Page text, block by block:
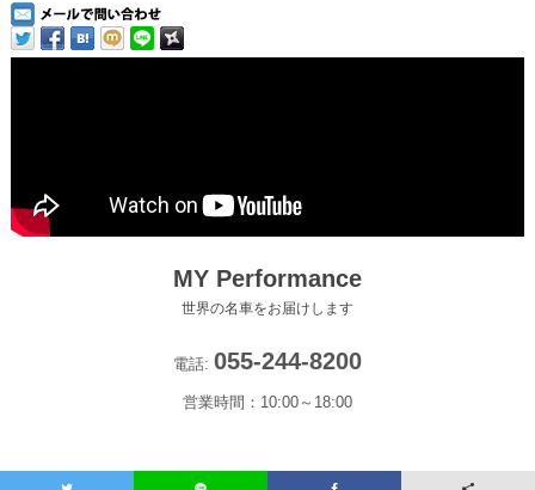
MY Performance
世界の名車をお届けします
電話: 055-244-8200
営業時間：10:00～18:00